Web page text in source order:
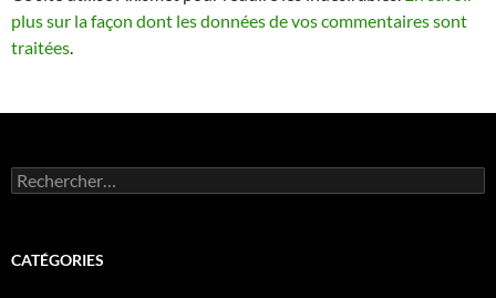
plus sur la façon dont les données de vos commentaires sont
traitées.
Rechercher :
CATÉGORIES